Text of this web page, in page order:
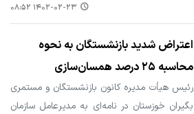
۱۴۰۲-۰۲-۲۳ ۰۸:۵۲
اعتراض شدید بازنشستگان به نحوه
محاسبه ۲۵ درصد همسان‌سازی
رئیس هیأت مدیره کانون بازنشستگان و مستمری
بگیران خوزستان در نامه‌ای به مدیرعامل سازمان